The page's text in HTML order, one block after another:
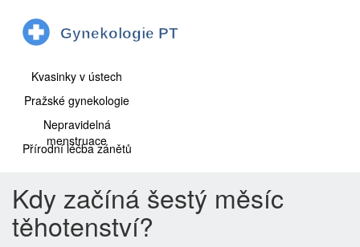
Kvasinky v ústech
Pražské gynekologie
Nepravidelná
menstruace
Přírodní léčba zánětů
Kdy začíná šestý měsíc
těhotenství?